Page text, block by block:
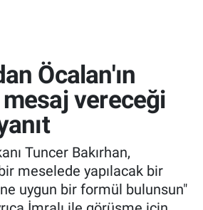
Öcalan'ın
vereceği
Tuncer Bakırhan,
meselede yapılacak bir
uygun bir formül bulunsun"
Evreni
Durumu ve Fikstür